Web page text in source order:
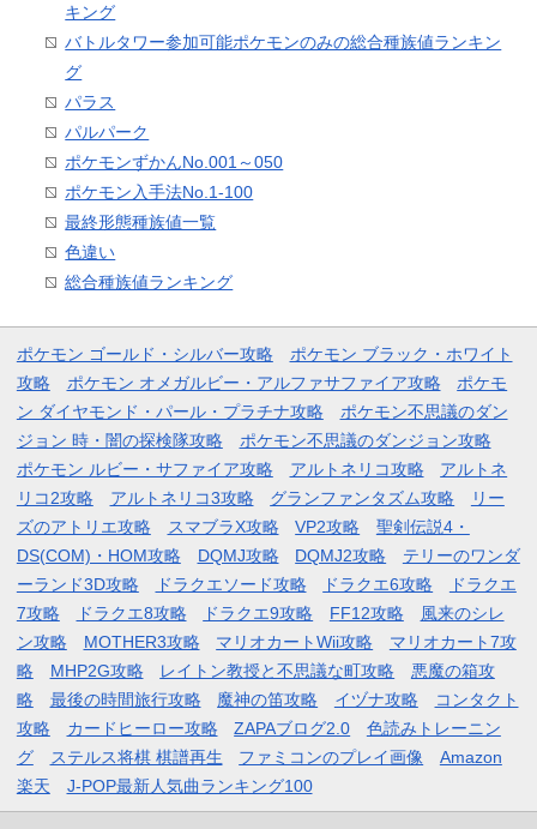
キング
バトルタワー参加可能ポケモンのみの総合種族値ランキン
グ
パラス
パルパーク
ポケモンずかんNo.001～050
ポケモン入手法No.1-100
最終形態種族値一覧
色違い
総合種族値ランキング
ポケモン ゴールド・シルバー攻略
ポケモン ブラック・ホワイト
攻略
ポケモン オメガルビー・アルファサファイア攻略
ポケモ
ン ダイヤモンド・パール・プラチナ攻略
ポケモン不思議のダン
ジョン 時・闇の探検隊攻略
ポケモン不思議のダンジョン攻略
ポケモン ルビー・サファイア攻略
アルトネリコ攻略
アルトネ
リコ2攻略
アルトネリコ3攻略 グランファンタズム攻略
リー
ズのアトリエ攻略
スマブラX攻略 VP2攻略
聖剣伝説4・
DS(COM)・HOM攻略
DQMJ攻略 DQMJ2攻略
テリーのワンダ
ーランド3D攻略
ドラクエソード攻略 ドラクエ6攻略
ドラクエ
7攻略
ドラクエ8攻略 ドラクエ9攻略 FF12攻略
風来のシレ
ン攻略
MOTHER3攻略 マリオカートWii攻略
マリオカート7攻
略
MHP2G攻略 レイトン教授と不思議な町攻略
悪魔の箱攻
略
最後の時間旅行攻略 魔神の笛攻略 イヅナ攻略
コンタクト
攻略
カードヒーロー攻略 ZAPAブログ2.0
色読みトレーニン
グ
ステルス将棋 棋譜再生 ファミコンのプレイ画像
Amazon
楽天
J-POP最新人気曲ランキング100